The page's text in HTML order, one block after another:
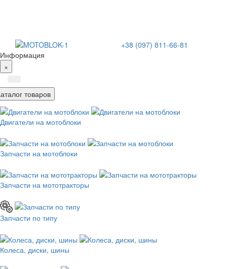
+38 (097) 811-66-81
Информация
×
товаров
Двигатели на мотоблоки
Запчасти на мотоблоки
Запчасти на мототракторы
Запчасти по типу
Колеса, диски, шины